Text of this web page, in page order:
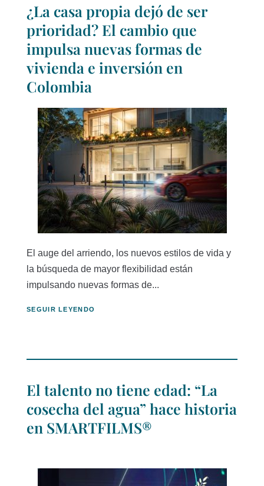
¿La casa propia dejó de ser
prioridad? El cambio que
impulsa nuevas formas de
vivienda e inversión en
Colombia
El auge del arriendo, los nuevos estilos de vida y
la búsqueda de mayor flexibilidad están
impulsando nuevas formas de...
SEGUIR LEYENDO
El talento no tiene edad: “La
cosecha del agua” hace historia
en SMARTFILMS®